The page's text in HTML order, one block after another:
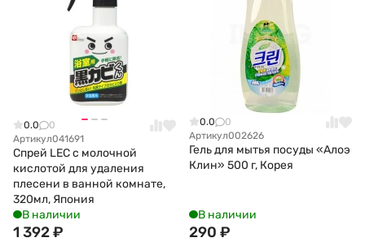
0.0
0
Артикул041691
Спрей LEC с молочной
кислотой для удаления
плесени в ванной комнате,
320мл, Япония
В наличии
1 392₽
0.0
0
Артикул002626
Гель для мытья посуды «Алоэ
Клин» 500 г, Корея
В наличии
290 ₽